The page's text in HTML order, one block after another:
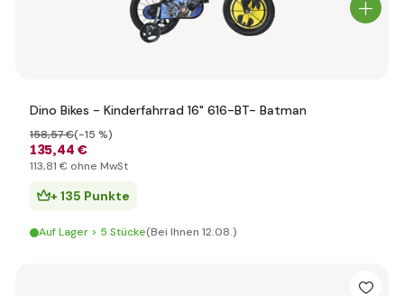
Dino Bikes - Kinderfahrrad 16" 616-BT- Batman
135,44 €
158,57 €(-15 %)
113,81 € ohne MwSt
+ 135 Punkte
Auf Lager > 5 Stücke(Bei Ihnen 12.08.)